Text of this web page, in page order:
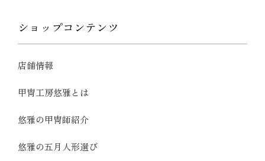
ショップコンテンツ
店舗情報
甲冑工房悠雅とは
悠雅の甲冑師紹介
悠雅の五月人形選び